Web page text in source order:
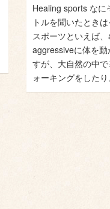
Healing sports なに
トルを聞いたとき
スポーツといえば
aggressiveに体を
すが、大自然の中
ォーキングをした